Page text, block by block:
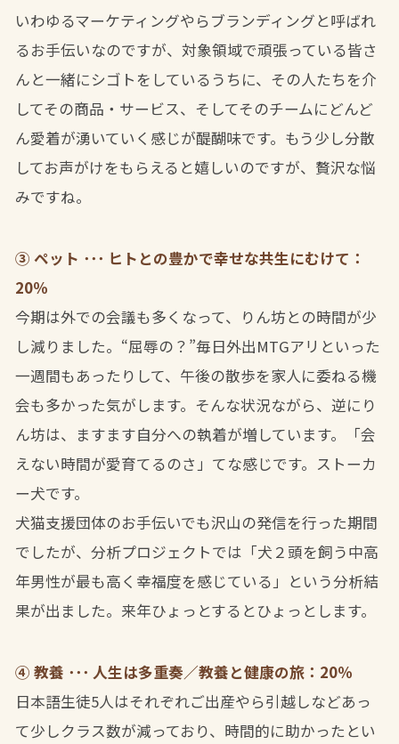
いわゆるマーケティングやらブランディングと呼ばれ
るお手伝いなのですが、対象領域で頑張っている皆さ
んと一緒にシゴトをしているうちに、その人たちを介
してその商品・サービス、そしてそのチームにどんど
ん愛着が湧いていく感じが醍醐味です。もう少し分散
してお声がけをもらえると嬉しいのですが、贅沢な悩
みですね。
③ ペット ･･･ ヒトとの豊かで幸せな共生にむけて：
20％
今期は外での会議も多くなって、りん坊との時間が少
し減りました。“屈辱の？”毎日外出MTGアリといった
一週間もあったりして、午後の散歩を家人に委ねる機
会も多かった気がします。そんな状況ながら、逆にり
ん坊は、ますます自分への執着が増しています。「会
えない時間が愛育てるのさ」てな感じです。ストーカ
ー犬です。
犬猫支援団体のお手伝いでも沢山の発信を行った期間
でしたが、分析プロジェクトでは「犬２頭を飼う中高
年男性が最も高く幸福度を感じている」という分析結
果が出ました。来年ひょっとするとひょっとします。
④ 教養 ･･･ 人生は多重奏／教養と健康の旅：20％
日本語生徒5人はそれぞれご出産やら引越しなどあっ
て少しクラス数が減っており、時間的に助かったとい